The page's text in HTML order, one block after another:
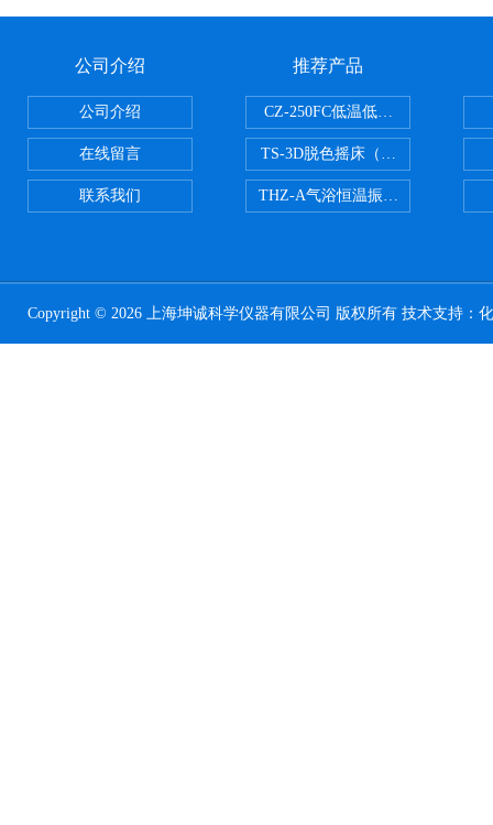
公司介绍
公司介绍
在线留言
联系我们
推荐产品
CZ-250FC低温低湿种子储藏柜
TS-3D脱色摇床（三维运动）
THZ-A气浴恒温振荡器
Copyright © 2026 上海坤诚科学仪器有限公司 版权所有 技术支持：